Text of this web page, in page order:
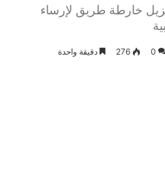
خارطة طريق لإرساء
0
276 دقيقة واحدة